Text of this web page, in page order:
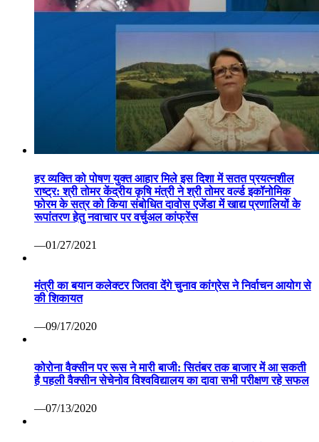
हर व्यक्ति को पोषण युक्त आहार मिले इस दिशा में सतत प्रयत्नशील
राष्ट्र: श्री तोमर केंद्रीय कृषि मंत्री ने श्री तोमर वर्ल्ड इकॉनोमिक
फोरम के सत्र को किया संबोधित दावोस एजेंडा में खाद्य प्रणालियों के
रूपांतरण हेतु नवाचार पर वर्चुअल कांफ्रेंस
—01/27/2021
मंत्री का बयान कलेक्टर जितवा देंगे चुनाव कांग्रेस ने निर्वाचन आयोग से
की शिकायत
—09/17/2020
कोरोना वैक्सीन पर रूस ने मारी बाजी: सितंबर तक बाजार में आ सकती
है पहली वैक्सीन सेचेनोव विश्वविद्यालय का दावा सभी परीक्षण रहे सफल
—07/13/2020